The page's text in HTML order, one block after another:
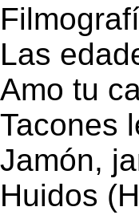
Las
Amo tu
Tacones
Jamón,
Huidos